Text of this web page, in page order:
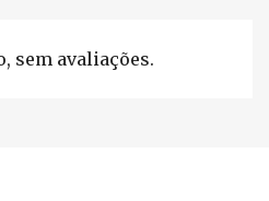
sem avaliações.